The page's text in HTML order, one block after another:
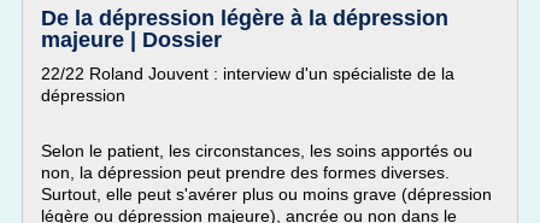
De la dépression légère à la dépression
majeure | Dossier
22/22 Roland Jouvent : interview d'un spécialiste de la
dépression
Selon le patient, les circonstances, les soins apportés ou
non, la dépression peut prendre des formes diverses.
Surtout, elle peut s'avérer plus ou moins grave (dépression
légère ou dépression majeure), ancrée ou non dans le